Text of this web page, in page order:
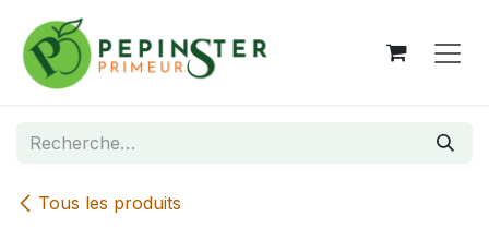
Se rendre au contenu
Tous les produits